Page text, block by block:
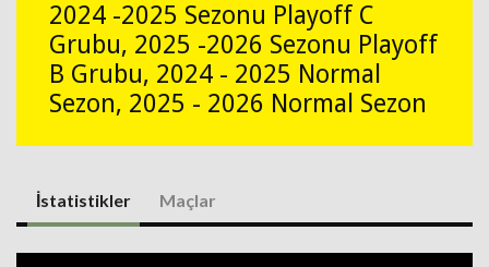
2024 -2025 Sezonu Playoff C
Grubu, 2025 -2026 Sezonu Playoff
B Grubu, 2024 - 2025 Normal
Sezon, 2025 - 2026 Normal Sezon
İstatistikler Maçlar